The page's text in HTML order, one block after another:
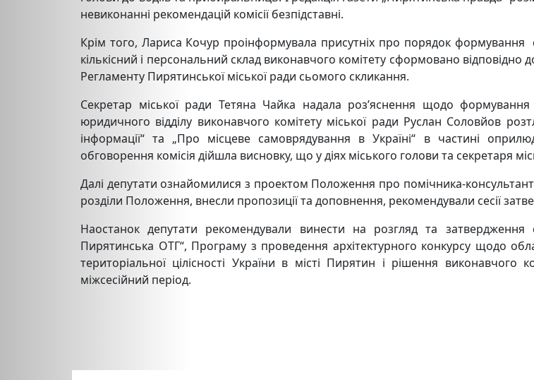
невиконанні рекомендацій комісії безпідставні.
Крім того, Лариса Кочур проінформувала присутніх про порядок формування
кількісний і персональний склад виконавчого комітету сформовано відповідно
Регламенту Пирятинської міської ради сьомого скликання.
Секретар міської ради Тетяна Чайка надала роз’яснення щодо
юридичного відділу виконавчого комітету міської ради Руслан Соловйов
інформації“ та „Про місцеве самоврядування в Україні“ в частині
обговорення комісія дійшла висновку, що у діях міського голови та секретаря
Далі депутати ознайомилися з проектом Положення про помічника-
розділи Положення, внесли пропозиції та доповнення, рекомендували сесії
Наостанок депутати рекомендували винести на розгляд та затвердження
Пирятинська ОТГ“, Програму з проведення архітектурного конкурсу щодо
територіальної цілісності України в місті Пирятин і рішення
міжсесійний період.